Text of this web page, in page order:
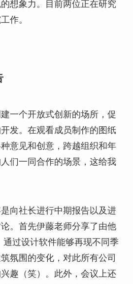
想象力。目前两位正在研究
作。
一个开放式创新的场所，促
发。在观看成员制作的图纸
意见和创意，跨越组织和年
们一同合作的场景，这给我
向社长进行中期报告以及进
。首先伊藤老师分享了由他
过设计软件能够再现不同季
氛围的变化，对此所有公司
趣（笑）。此外，会议上还